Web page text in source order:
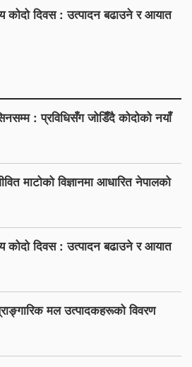
कोदो दिवस : उत्पादन बढाउने र आयात
: प्रविधिसँग जोडिँदै कोदोको नयाँ
माटोको विज्ञानमा आधारित नेपालको
कोदो दिवस : उत्पादन बढाउने र आयात
मल उत्पादकहरूको विवरण